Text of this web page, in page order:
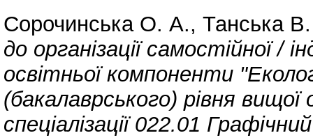
Сорочинська О. А., Танська
до організації самостійної /
освітньої компоненти
(бакалаврського) рівня
спеціалізації 022.01